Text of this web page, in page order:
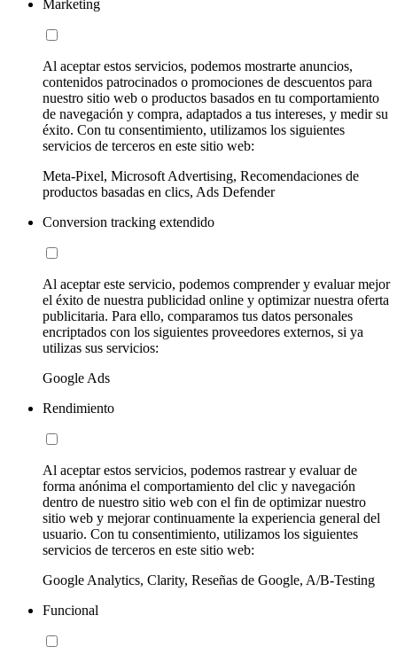
Marketing
Al aceptar estos servicios, podemos mostrarte anuncios,
contenidos patrocinados o promociones de descuentos para
nuestro sitio web o productos basados en tu comportamiento
de navegación y compra, adaptados a tus intereses, y medir su
éxito. Con tu consentimiento, utilizamos los siguientes
servicios de terceros en este sitio web:
Meta-Pixel, Microsoft Advertising, Recomendaciones de
productos basadas en clics, Ads Defender
Conversion tracking extendido
Al aceptar este servicio, podemos comprender y evaluar mejor
el éxito de nuestra publicidad online y optimizar nuestra oferta
publicitaria. Para ello, comparamos tus datos personales
encriptados con los siguientes proveedores externos, si ya
utilizas sus servicios:
Google Ads
Rendimiento
Al aceptar estos servicios, podemos rastrear y evaluar de
forma anónima el comportamiento del clic y navegación
dentro de nuestro sitio web con el fin de optimizar nuestro
sitio web y mejorar continuamente la experiencia general del
usuario. Con tu consentimiento, utilizamos los siguientes
servicios de terceros en este sitio web:
Google Analytics, Clarity, Reseñas de Google, A/B-Testing
Funcional